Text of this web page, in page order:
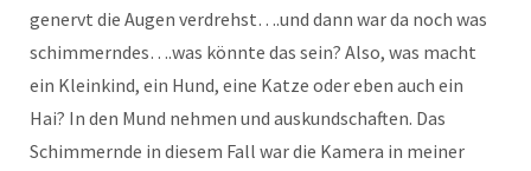
genervt die Augen verdrehst….und dann war da noch was
schimmerndes….was könnte das sein? Also, was macht
ein Kleinkind, ein Hund, eine Katze oder eben auch ein
Hai? In den Mund nehmen und auskundschaften. Das
Schimmernde in diesem Fall war die Kamera in meiner